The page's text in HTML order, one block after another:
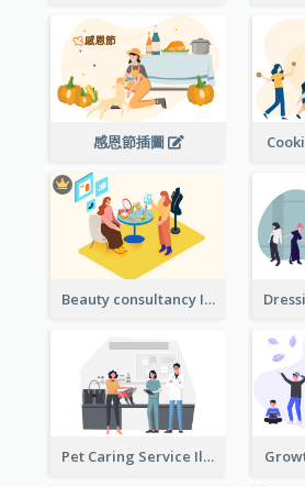
感恩節插圖
Beauty consultancy Illustration
Pet Caring Service Illustration